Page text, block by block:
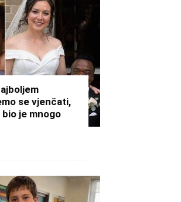
se vjenčati,
je mnogo